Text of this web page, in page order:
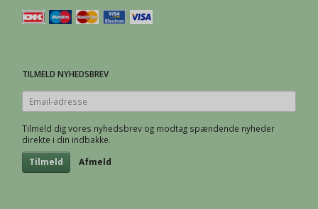
TILMELD NYHEDSBREV
Email-
adresse
Tilmeld dig vores nyhedsbrev og modtag spændende nyheder
direkte i din indbakke.
Tilmeld Afmeld